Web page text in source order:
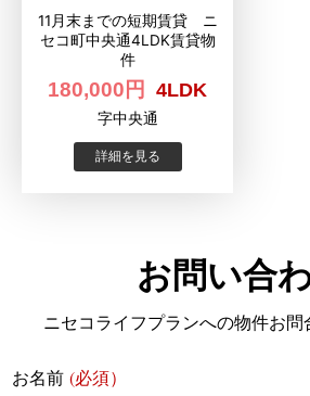
11月末までの短期賃貸 ニ
セコ町中央通4LDK賃貸物
件
180,000円 4LDK
字中央通
詳細を見る
お問い合
ニセコライフプランへの物件お問
お名前(必須）